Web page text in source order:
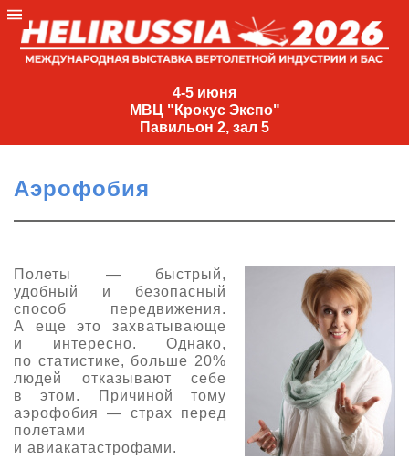
4-5 июня
МВЦ "Крокус Экспо"
Павильон 2, зал 5
4-
МВЦ
Экспо"
Павильон
зал
5
+7
(495)
477-
33-81
О выставке
Партнеры выставки
Аэрофобия
Полеты — быстрый,
удобный и безопасный
способ передвижения.
А еще это захватывающе
и интересно. Однако,
по статистике, больше 20%
людей отказывают себе
в этом. Причиной тому
аэрофобия — страх перед
полетами
и авиакатастрофами.